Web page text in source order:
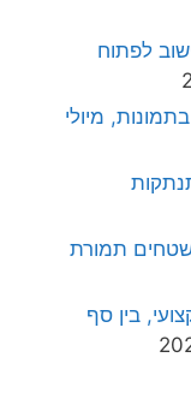
לפתוח
מיולי
תמורת
בין סף